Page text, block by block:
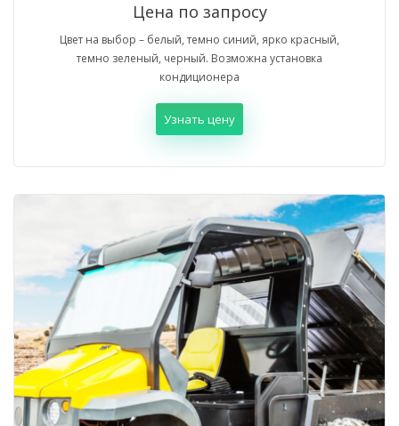
Цена по запросу
Цвет на выбор – белый, темно синий, ярко красный,
темно зеленый, черный. Возможна установка
кондиционера
Узнать цену